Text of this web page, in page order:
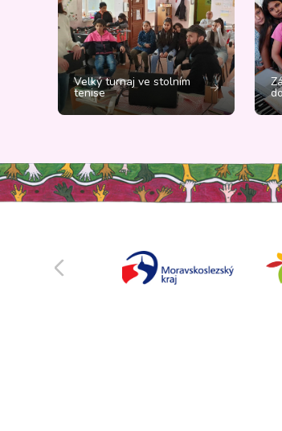
Velký turnaj ve stolním
tenise